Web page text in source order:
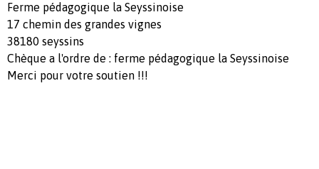
Ferme pédagogique la Seyssinoise
17 chemin des grandes vignes
38180 seyssins
Chèque a l'ordre de : ferme pédagogique la Seyssinoise
Merci pour votre soutien !!!